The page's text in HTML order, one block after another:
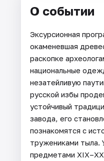
О событии
Эксурсионная
окаменевшая
раскопке
национальные
незатейливую
русской избы
устойчивый
завода, его
познакомятся с
тружениками тыла.
предметами